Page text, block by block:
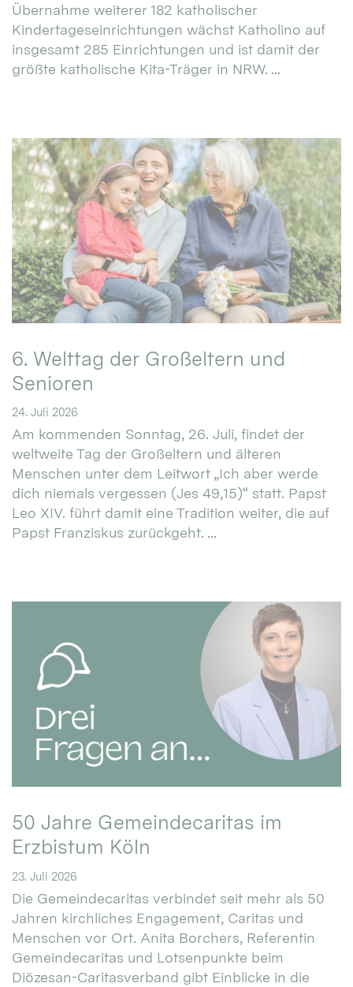
Übernahme weiterer 182 katholischer
Kindertageseinrichtungen wächst Katholino auf
insgesamt 285 Einrichtungen und ist damit der
größte katholische Kita-Träger in NRW. ...
6. Welttag der Großeltern und
Senioren
24. Juli 2026
Am kommenden Sonntag, 26. Juli, findet der
weltweite Tag der Großeltern und älteren
Menschen unter dem Leitwort „Ich aber werde
dich niemals vergessen (Jes 49,15)“ statt. Papst
Leo XIV. führt damit eine Tradition weiter, die auf
Papst Franziskus zurückgeht. ...
50 Jahre Gemeindecaritas im
Erzbistum Köln
23. Juli 2026
Die Gemeindecaritas verbindet seit mehr als 50
Jahren kirchliches Engagement, Caritas und
Menschen vor Ort. Anita Borchers, Referentin
Gemeindecaritas und Lotsenpunkte beim
Diözesan-Caritasverband gibt Einblicke in die